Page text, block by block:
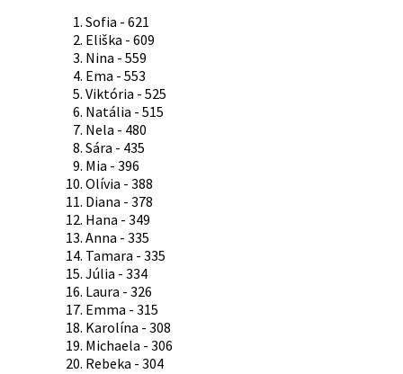
Sofia - 621
Eliška - 609
Nina - 559
Ema - 553
Viktória - 525
Natália - 515
Nela - 480
Sára - 435
Mia - 396
Olívia - 388
Diana - 378
Hana - 349
Anna - 335
Tamara - 335
Júlia - 334
Laura - 326
Emma - 315
Karolína - 308
Michaela - 306
Rebeka - 304